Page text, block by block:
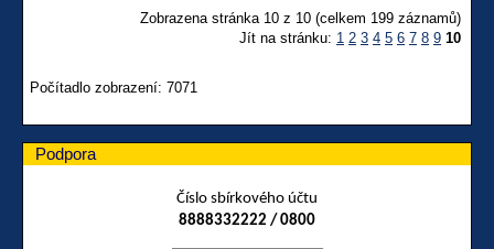
Zobrazena stránka 10 z 10 (celkem 199 záznamů)
Jít na stránku: 1 2 3 4 5 6 7 8 9 10
Počítadlo zobrazení: 7071
Podpora
Číslo sbírkového účtu
8888332222 / 0800